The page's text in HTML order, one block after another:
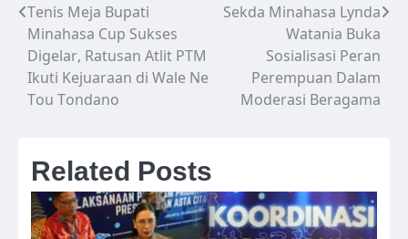
Navigasi
pos
Tenis Meja Bupati
Minahasa Cup Sukses
Digelar, Ratusan Atlit PTM
Ikuti Kejuaraan di Wale Ne
Tou Tondano
Sekda Minahasa Lynda
Watania Buka
Sosialisasi Peran
Perempuan Dalam
Moderasi Beragama
Related Posts